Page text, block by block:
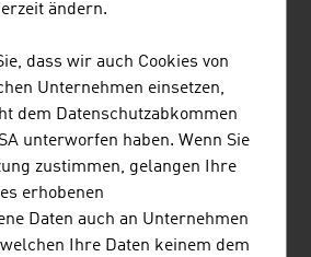
von spezieller Software
Die Technologie „Building
(BIM)“ ist im Rahmen der
ein wesentlicher
international kontinuierlich
Zukunft die Wertschöpfungskette
beeinflussen und zu
der Abläufe im
ändern.
dass wir auch Cookies von
Unternehmen einsetzen,
dem Datenschutzabkommen
unterworfen haben. Wenn Sie
zustimmen, gelangen Ihre
erhobenen
Daten auch an Unternehmen
Ihre Daten keinem dem